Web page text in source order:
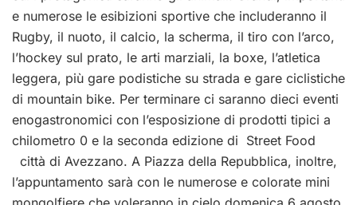
e numerose le esibizioni sportive che includeranno il
Rugby, il nuoto, il calcio, la scherma, il tiro con l’arco,
l’hockey sul prato, le arti marziali, la boxe, l’atletica
leggera, più gare podistiche su strada e gare ciclistiche
di mountain bike. Per terminare ci saranno dieci eventi
enogastronomici con l’esposizione di prodotti tipici a
chilometro 0 e la seconda edizione di Street Food
città di Avezzano. A Piazza della Repubblica, inoltre,
l’appuntamento sarà con le numerose e colorate mini